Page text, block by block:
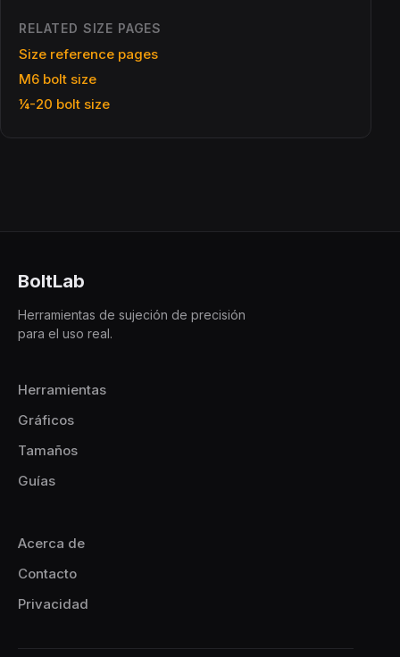
RELATED SIZE PAGES
Size reference pages
M6 bolt size
¼-20 bolt size
BoltLab
Herramientas de sujeción de precisión
para el uso real.
Herramientas
Gráficos
Tamaños
Guías
Acerca de
Contacto
Privacidad